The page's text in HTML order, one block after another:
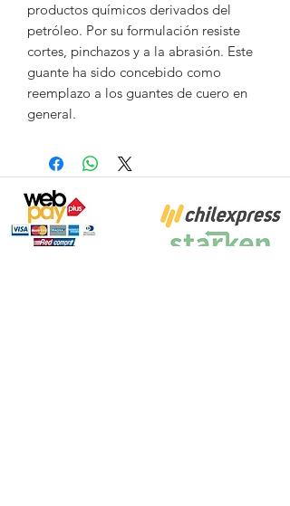
productos químicos derivados del
petróleo. Por su formulación resiste
cortes, pinchazos y a la abrasión. Este
guante ha sido concebido como
reemplazo a los guantes de cuero en
general.